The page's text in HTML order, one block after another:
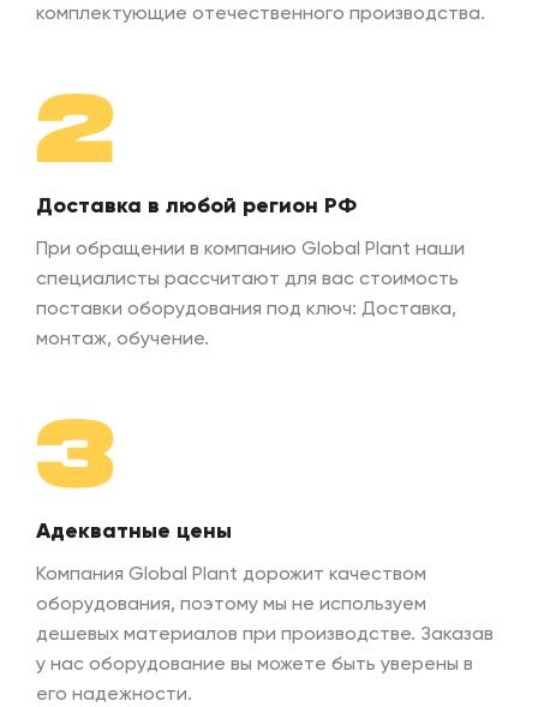
комплектующие отечественного производства.
2
Доставка в любой регион РФ
При обращении в компанию Global Plant наши
специалисты рассчитают для вас стоимость
поставки оборудования под ключ: Доставка,
монтаж, обучение.
3
Адекватные цены
Компания Global Plant дорожит качеством
оборудования, поэтому мы не используем
дешевых материалов при производстве. Заказав
у нас оборудование вы можете быть уверены в
его надежности.